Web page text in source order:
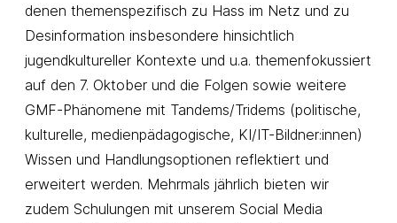
denen themenspezifisch zu Hass im Netz und zu
Desinformation insbesondere hinsichtlich
jugendkultureller Kontexte und u.a. themenfokussiert
auf den 7. Oktober und die Folgen sowie weitere
GMF-Phänomene mit Tandems/Tridems (politische,
kulturelle, medienpädagogische, KI/IT-Bildner:innen)
Wissen und Handlungsoptionen reflektiert und
erweitert werden. Mehrmals jährlich bieten wir
zudem Schulungen mit unserem Social Media